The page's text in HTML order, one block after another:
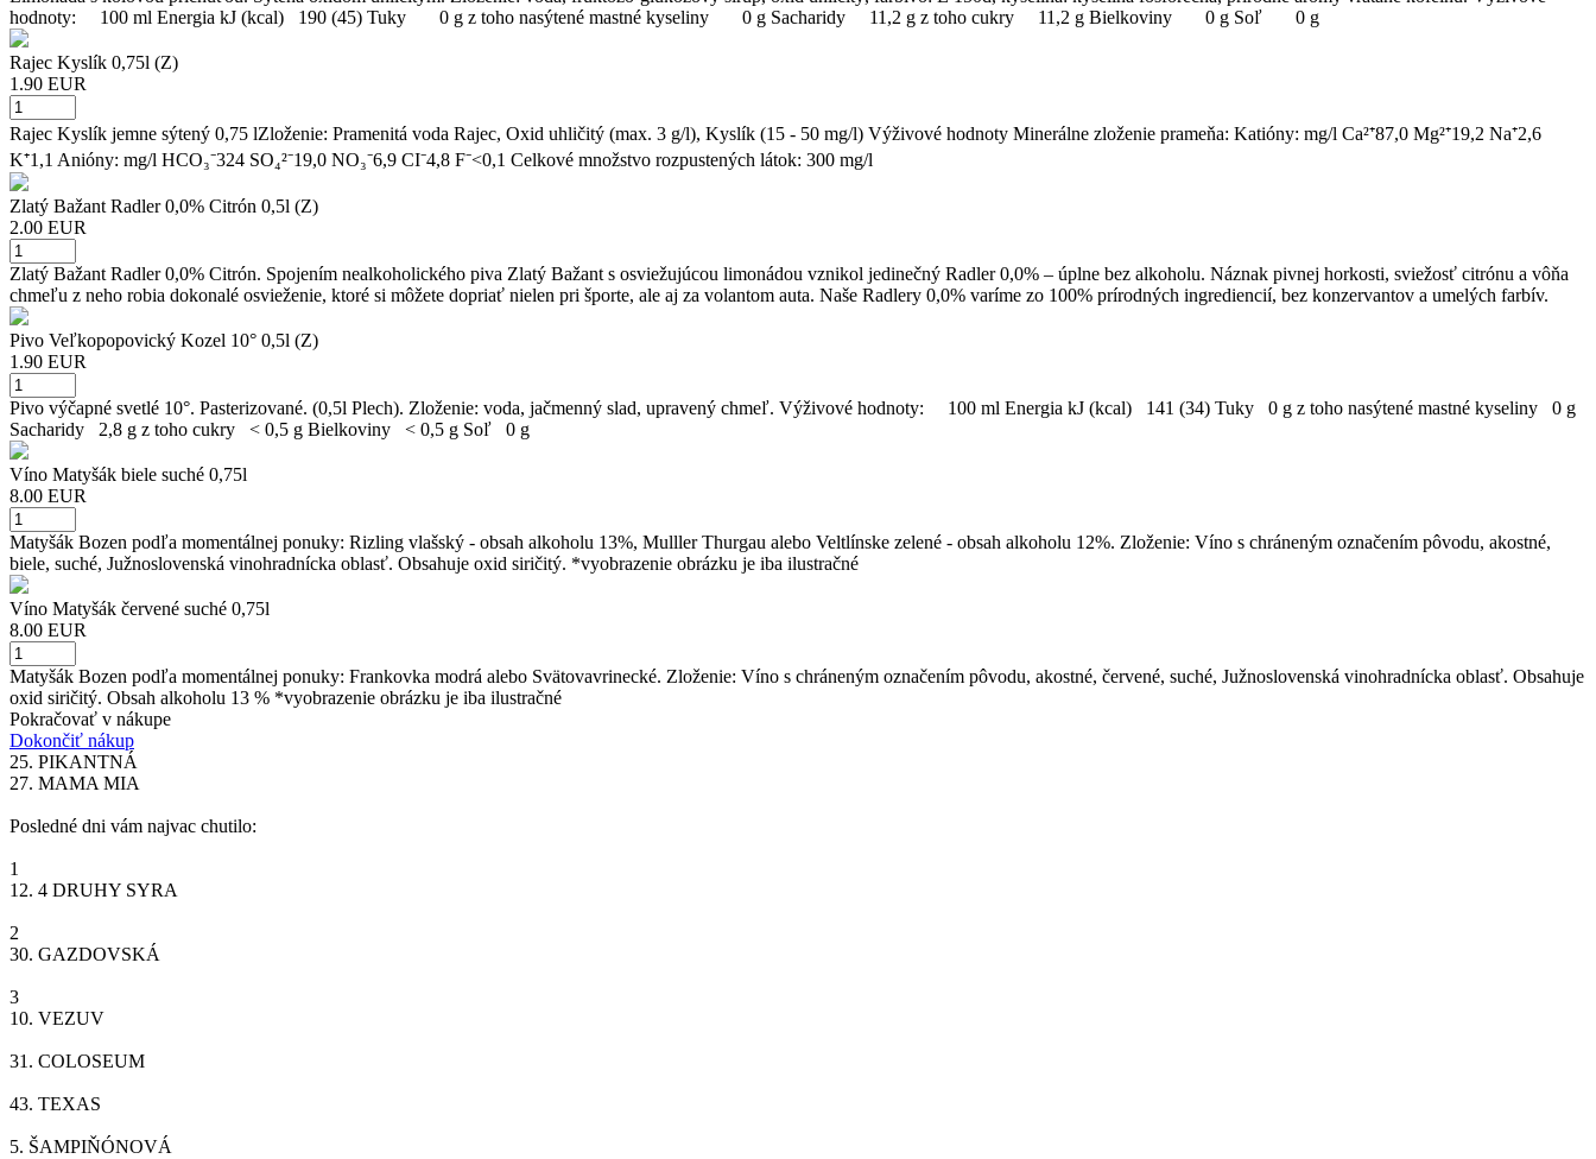
hodnoty: 100 ml Energia kJ (kcal) 190 (45) Tuky 0 g z toho nasýtené mastné kyseliny 0 g Sacharidy 11,2 g z toho cukry 11,2 g Bielkoviny 0 g Soľ 0 g
Rajec Kyslík 0,75l (Z)
1.90 EUR
Rajec Kyslík jemne sýtený 0,75 lZloženie: Pramenitá voda Rajec, Oxid uhličitý (max. 3 g/l), Kyslík (15 - 50 mg/l) Výživové hodnoty Minerálne zloženie prameňa: Katióny: mg/l Ca²⁺87,0 Mg²⁺19,2 Na⁺2,6
K⁺1,1 Anióny: mg/l HCO₃⁻324 SO₄²⁻19,0 NO₃⁻6,9 CI⁻4,8 F⁻<0,1 Celkové množstvo rozpustených látok: 300 mg/l
Zlatý Bažant Radler 0,0% Citrón 0,5l (Z)
2.00 EUR
Zlatý Bažant Radler 0,0% Citrón. Spojením nealkoholického piva Zlatý Bažant s osviežujúcou limonádou vznikol jedinečný Radler 0,0% – úplne bez alkoholu. Náznak pivnej horkosti, sviežosť citrónu a vôňa
chmeľu z neho robia dokonalé osvieženie, ktoré si môžete dopriať nielen pri športe, ale aj za volantom auta. Naše Radlery 0,0% varíme zo 100% prírodných ingrediencií, bez konzervantov a umelých farbív.
Pivo Veľkopopovický Kozel 10° 0,5l (Z)
1.90 EUR
Pivo výčapné svetlé 10°. Pasterizované. (0,5l Plech). Zloženie: voda, jačmenný slad, upravený chmeľ. Výživové hodnoty: 100 ml Energia kJ (kcal) 141 (34) Tuky 0 g z toho nasýtené mastné kyseliny 0 g
Sacharidy 2,8 g z toho cukry < 0,5 g Bielkoviny < 0,5 g Soľ 0 g
Víno Matyšák biele suché 0,75l
8.00 EUR
Matyšák Bozen podľa momentálnej ponuky: Rizling vlašský - obsah alkoholu 13%, Mulller Thurgau alebo Veltlínske zelené - obsah alkoholu 12%. Zloženie: Víno s chráneným označením pôvodu, akostné,
biele, suché, Južnoslovenská vinohradnícka oblasť. Obsahuje oxid siričitý. *vyobrazenie obrázku je iba ilustračné
Víno Matyšák červené suché 0,75l
8.00 EUR
Matyšák Bozen podľa momentálnej ponuky: Frankovka modrá alebo Svätovavrinecké. Zloženie: Víno s chráneným označením pôvodu, akostné, červené, suché, Južnoslovenská vinohradnícka oblasť. Obsahuje
oxid siričitý. Obsah alkoholu 13 % *vyobrazenie obrázku je iba ilustračné
Pokračovať v nákupe
Dokončiť nákup
25. PIKANTNÁ
27. MAMA MIA
Posledné dni vám najvac chutilo:
1
12. 4 DRUHY SYRA
2
30. GAZDOVSKÁ
3
10. VEZUV
31. COLOSEUM
43. TEXAS
5. ŠAMPIŇÓNOVÁ